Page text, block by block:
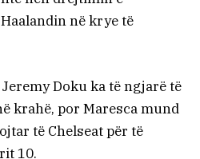
në krye të
Doku ka të ngjarë të
krahë, por Maresca mund
të Chelseat për të
10.